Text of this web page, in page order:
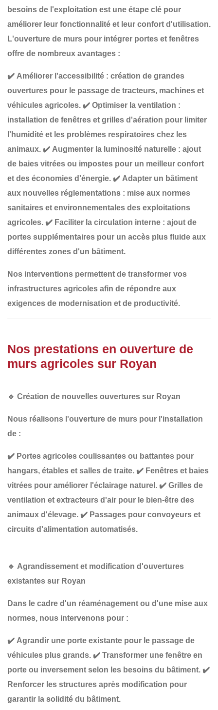
besoins de l'exploitation est une étape clé pour
améliorer leur fonctionnalité et leur confort d'utilisation.
L'ouverture de murs pour intégrer portes et fenêtres
offre de nombreux avantages :
✔️ Améliorer l'accessibilité : création de grandes
ouvertures pour le passage de tracteurs, machines et
véhicules agricoles. ✔️ Optimiser la ventilation :
installation de fenêtres et grilles d'aération pour limiter
l'humidité et les problèmes respiratoires chez les
animaux. ✔️ Augmenter la luminosité naturelle : ajout
de baies vitrées ou impostes pour un meilleur confort
et des économies d'énergie. ✔️ Adapter un bâtiment
aux nouvelles réglementations : mise aux normes
sanitaires et environnementales des exploitations
agricoles. ✔️ Faciliter la circulation interne : ajout de
portes supplémentaires pour un accès plus fluide aux
différentes zones d'un bâtiment.
Nos interventions permettent de transformer vos
infrastructures agricoles afin de répondre aux
exigences de modernisation et de productivité.
Nos prestations en ouverture de
murs agricoles sur Royan
🔹 Création de nouvelles ouvertures sur Royan
Nous réalisons l'ouverture de murs pour l'installation
de :
✔️ Portes agricoles coulissantes ou battantes pour
hangars, étables et salles de traite. ✔️ Fenêtres et baies
vitrées pour améliorer l'éclairage naturel. ✔️ Grilles de
ventilation et extracteurs d'air pour le bien-être des
animaux d'élevage. ✔️ Passages pour convoyeurs et
circuits d'alimentation automatisés.
🔹 Agrandissement et modification d'ouvertures
existantes sur Royan
Dans le cadre d'un réaménagement ou d'une mise aux
normes, nous intervenons pour :
✔️ Agrandir une porte existante pour le passage de
véhicules plus grands. ✔️ Transformer une fenêtre en
porte ou inversement selon les besoins du bâtiment. ✔️
Renforcer les structures après modification pour
garantir la solidité du bâtiment.